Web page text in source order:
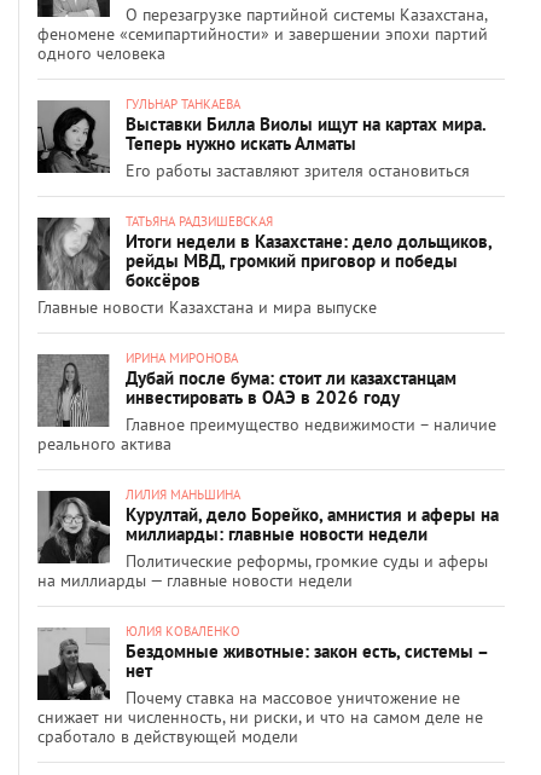
О перезагрузке партийной системы Казахстана,
феномене «семипартийности» и завершении эпохи партий
одного человека
ГУЛЬНАР ТАНКАЕВА
Выставки Билла Виолы ищут на картах мира.
Теперь нужно искать Алматы
Его работы заставляют зрителя остановиться
ТАТЬЯНА РАДЗИШЕВСКАЯ
Итоги недели в Казахстане: дело дольщиков,
рейды МВД, громкий приговор и победы
боксёров
Главные новости Казахстана и мира выпуске
ИРИНА МИРОНОВА
Дубай после бума: стоит ли казахстанцам
инвестировать в ОАЭ в 2026 году
Главное преимущество недвижимости – наличие
реального актива
ЛИЛИЯ МАНЬШИНА
Курултай, дело Борейко, амнистия и аферы на
миллиарды: главные новости недели
Политические реформы, громкие суды и аферы
на миллиарды — главные новости недели
ЮЛИЯ КОВАЛЕНКО
Бездомные животные: закон есть, системы –
нет
Почему ставка на массовое уничтожение не
снижает ни численность, ни риски, и что на самом деле не
сработало в действующей модели